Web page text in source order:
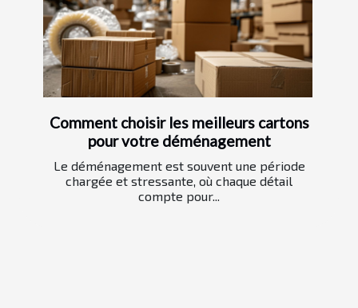
Comment choisir les meilleurs cartons
pour votre déménagement
Le déménagement est souvent une période
chargée et stressante, où chaque détail
compte pour...